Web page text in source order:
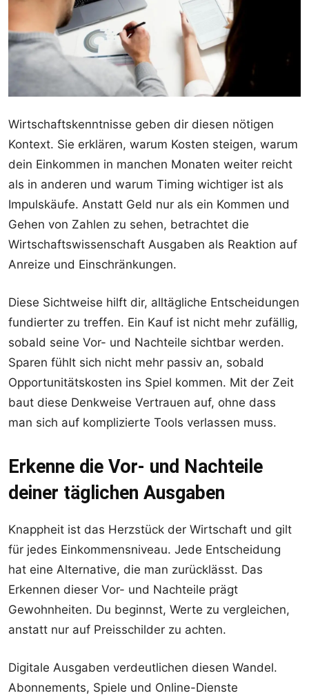
Wirtschaftskenntnisse geben dir diesen nötigen
Kontext. Sie erklären, warum Kosten steigen, warum
dein Einkommen in manchen Monaten weiter reicht
als in anderen und warum Timing wichtiger ist als
Impulskäufe. Anstatt Geld nur als ein Kommen und
Gehen von Zahlen zu sehen, betrachtet die
Wirtschaftswissenschaft Ausgaben als Reaktion auf
Anreize und Einschränkungen.
Diese Sichtweise hilft dir, alltägliche Entscheidungen
fundierter zu treffen. Ein Kauf ist nicht mehr zufällig,
sobald seine Vor- und Nachteile sichtbar werden.
Sparen fühlt sich nicht mehr passiv an, sobald
Opportunitätskosten ins Spiel kommen. Mit der Zeit
baut diese Denkweise Vertrauen auf, ohne dass
man sich auf komplizierte Tools verlassen muss.
Erkenne die Vor- und Nachteile
deiner täglichen Ausgaben
Knappheit ist das Herzstück der Wirtschaft und gilt
für jedes Einkommensniveau. Jede Entscheidung
hat eine Alternative, die man zurücklässt. Das
Erkennen dieser Vor- und Nachteile prägt
Gewohnheiten. Du beginnst, Werte zu vergleichen,
anstatt nur auf Preisschilder zu achten.
Digitale Ausgaben verdeutlichen diesen Wandel.
Abonnements, Spiele und Online-Dienste